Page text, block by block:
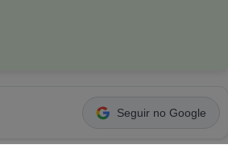
Seguir no Google